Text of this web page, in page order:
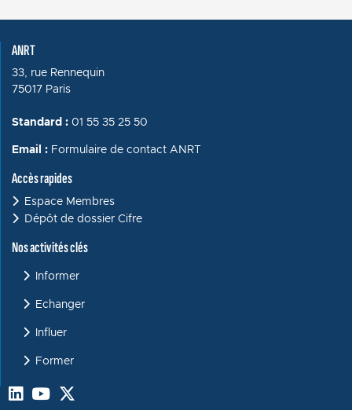
ANRT
33, rue Rennequin
75017 Paris
Standard : 01 55 35 25 50
Email : Formulaire de contact ANRT
Accès rapides
Espace Membres
Dépôt de dossier Cifre
Menu : Activités clés
Nos activités clés
Informer
Echanger
Influer
Former